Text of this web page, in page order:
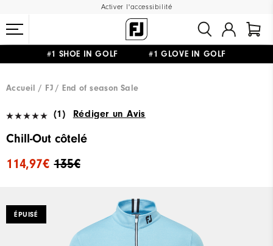
Activer l'accessibilité
#1 SHOE IN GOLF #1 GLOVE IN GOLF
Accueil
FJ End of season Sale
(1) Rédiger un Avis
Chill-Out côtelé
135€
114,97€
ÉPUISÉ